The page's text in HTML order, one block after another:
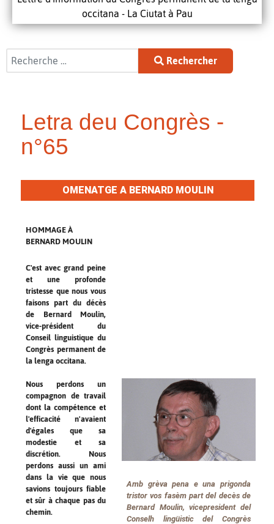
occitana - La Ciutat à Pau
Rechercher
Rechercher
Letra deu Congrès -
n°65
OMENATGE A BERNARD MOULIN
HOMMAGE À
BERNARD MOULIN
C'est avec grand peine
et une profonde
tristesse que nous vous
faisons part du décès
de Bernard Moulin,
vice-président du
Conseil linguistique du
Congrès permanent de
la lenga occitana.
Nous perdons un
compagnon de travail
dont la compétence et
l'efficacité n'avaient
d'égales que sa
modestie et sa
discrétion. Nous
perdons aussi un ami
dans la vie que nous
savions toujours fiable
et sûr à chaque pas du
chemin.
Amb grèva pena e una prigonda
tristor vos fasèm part del decès de
Bernard Moulin, vicepresident del
Conselh lingüistic del Congrès